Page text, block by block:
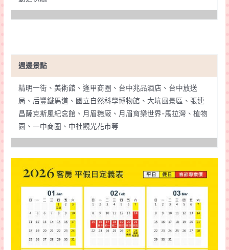
週邊景點
精明一街、美術館、逢甲商圈、台中兆品酒店、台中放送
局、后豐鐵馬道、國立自然科學博物館、大坑風景區、張連
昌薩克斯風紀念館、月眉糖廠、月眉育樂世界-馬拉灣、植物
園、一中商圈、中社觀光花市等